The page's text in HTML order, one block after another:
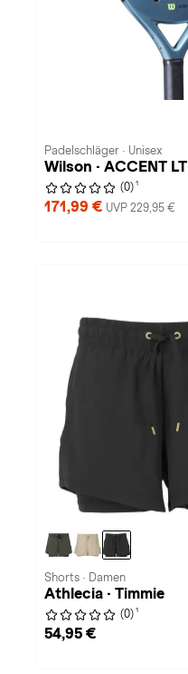
Padelschläger · Unisex
Wilson · ACCENT LT
(0) 1
171,99 € UVP 229,95 €
Shorts · Damen
Athlecia · Timmie
(0) 1
54,95 €